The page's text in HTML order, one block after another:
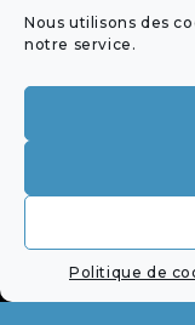
Nous utilisons des
notre service.
Politique de
Politique de